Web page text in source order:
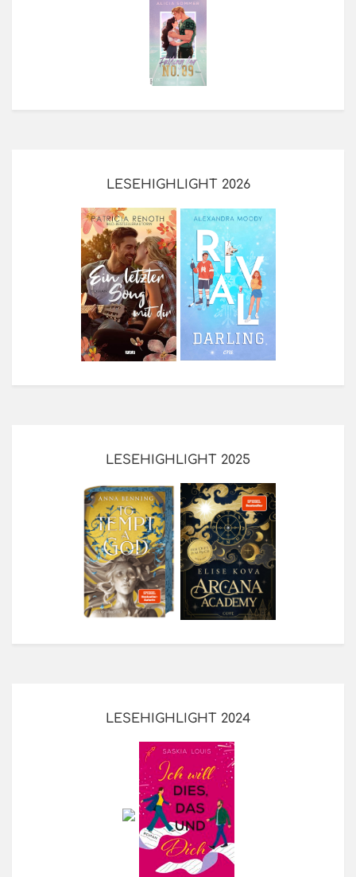
LESEHIGHLIGHT 2026
LESEHIGHLIGHT 2025
LESEHIGHLIGHT 2024